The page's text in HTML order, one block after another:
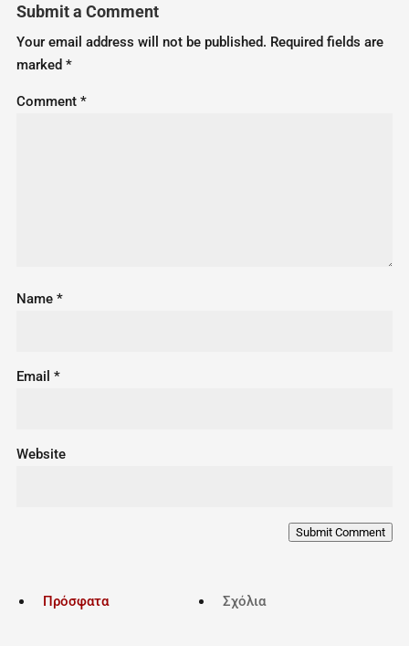
Submit a Comment
Your email address will not be published. Required fields are
marked *
Comment *
Name *
Email *
Website
Submit Comment
Πρόσφατα Σχόλια